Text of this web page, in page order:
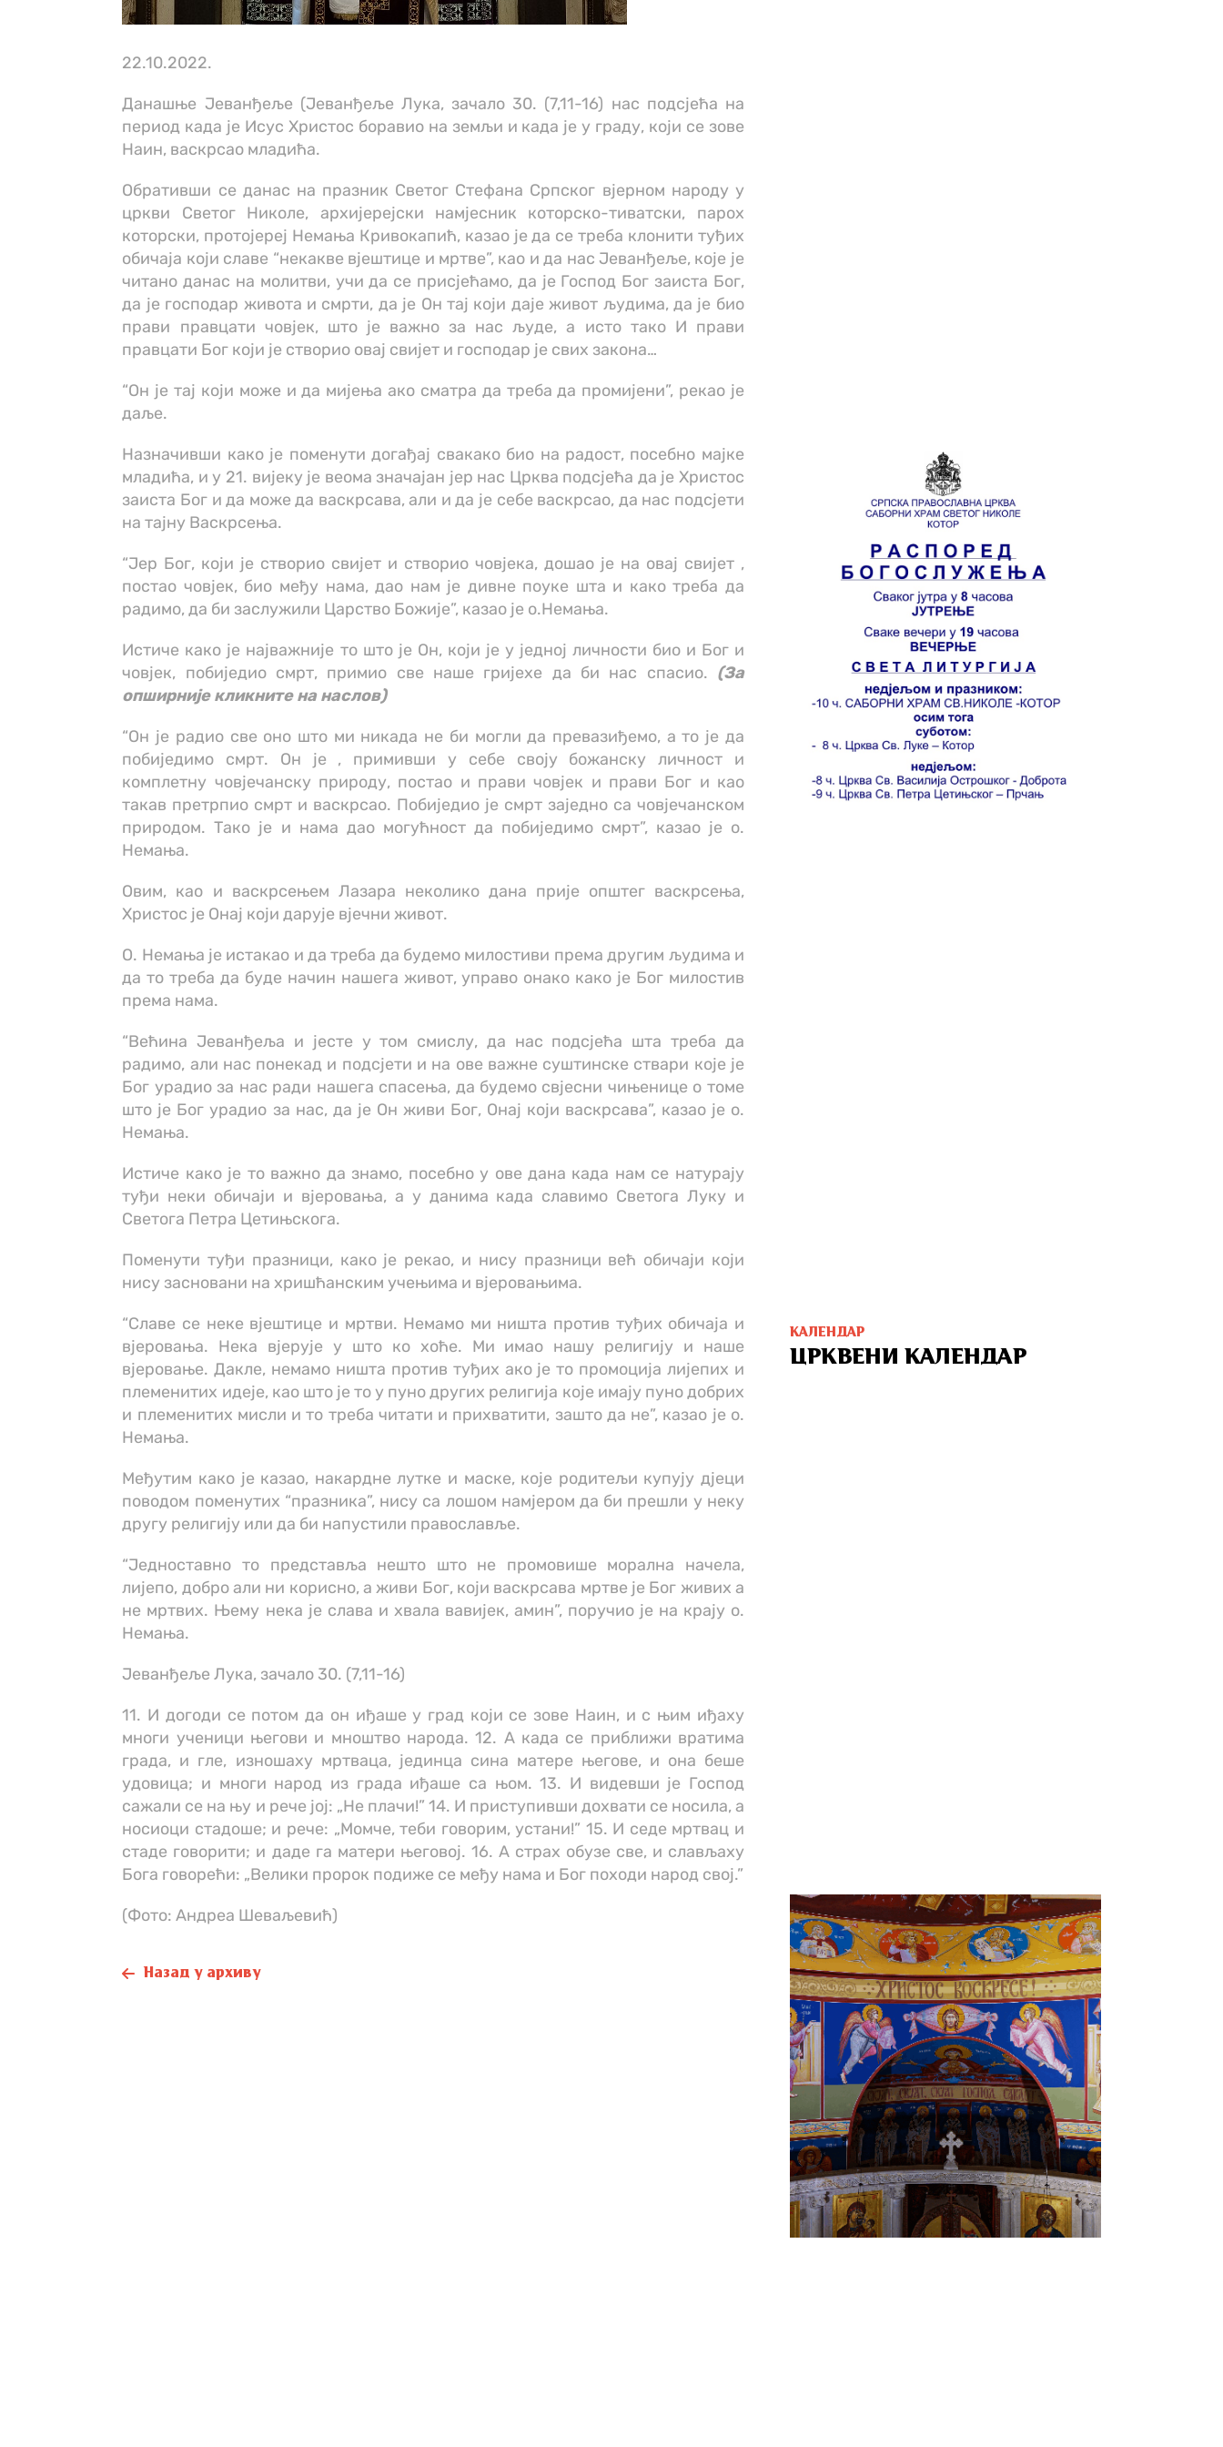
22.10.2022.
Данашње Јеванђеље (Јеванђеље Лука, зачало 30. (7,11-16) нас подсјећа на
период када је Исус Христос боравио на земљи и када је у граду, који се зове
Наин, васкрсао младића.
Обративши се данас на празник Светог Стефана Српског вјерном народу у
цркви Светог Николе, архијерејски намјесник которско-тиватски, парох
которски, протојереј Немања Кривокапић, казао је да се треба клонити туђих
обичаја који славе “некакве вјештице и мртве”, као и да нас Јеванђеље, које је
читано данас на молитви, учи да се присјећамо, да је Господ Бог заиста Бог,
да је господар живота и смрти, да је Он тај који даје живот људима, да је био
прави правцати човјек, што је важно за нас људе, а исто тако И прави
правцати Бог који је створио овај свијет и господар је свих закона…
“Он је тај који може и да мијења ако сматра да треба да промијени”, рекао је
даље.
Назначивши како је поменути догађај свакако био на радост, посебно мајке
младића, и у 21. вијеку је веома значајан јер нас Црква подсјећа да је Христос
заиста Бог и да може да васкрсава, али и да је себе васкрсао, да нас подсјети
на тајну Васкрсења.
“Јер Бог, који је створио свијет и створио човјека, дошао је на овај свијет ,
постао човјек, био међу нама, дао нам је дивне поуке шта и како треба да
радимо, да би заслужили Царство Божије”, казао је о.Немања.
Истиче како је најважније то што је Он, који је у једној личности био и Бог и
човјек, побиједио смрт, примио све наше гријехе да би нас спасио. (За
опширније кликните на наслов)
“Он је радио све оно што ми никада не би могли да превазиђемо, а то је да
побиједимо смрт. Он је , примивши у себе своју божанску личност и
комплетну човјечанску природу, постао и прави човјек и прави Бог и као
такав претрпио смрт и васкрсао. Побиједио је смрт заједно са човјечанском
природом. Тако је и нама дао могућност да побиједимо смрт”, казао је о.
Немања.
Овим, као и васкрсењем Лазара неколико дана прије општег васкрсења,
Христос је Онај који дарује вјечни живот.
О. Немања је истакао и да треба да будемо милостиви према другим људима и
да то треба да буде начин нашега живот, управо онако како је Бог милостив
према нама.
“Већина Јеванђеља и јесте у том смислу, да нас подсјећа шта треба да
радимо, али нас понекад и подсјети и на ове важне суштинске ствари које је
Бог урадио за нас ради нашега спасења, да будемо свјесни чињенице о томе
што је Бог урадио за нас, да је Он живи Бог, Онај који васкрсава”, казао је о.
Немања.
Истиче како је то важно да знамо, посебно у ове дана када нам се натурају
туђи неки обичаји и вјеровања, а у данима када славимо Светога Луку и
Светога Петра Цетињскога.
Поменути туђи празници, како је рекао, и нису празници већ обичаји који
нису засновани на хришћанским учењима и вјеровањима.
“Славе се неке вјештице и мртви. Немамо ми ништа против туђих обичаја и
вјеровања. Нека вјерује у што ко хоће. Ми имао нашу религију и наше
вјеровање. Дакле, немамо ништа против туђих ако је то промоција лијепих и
племенитих идеје, као што је то у пуно других религија које имају пуно добрих
и племенитих мисли и то треба читати и прихватити, зашто да не”, казао је о.
Немања.
Међутим како је казао, накардне лутке и маске, које родитељи купују д‌јеци
поводом поменутих “празника”, нису са лошом намјером да би прешли у неку
другу религију или да би напустили православље.
“Једноставно то представља нешто што не промовише морална начела,
лијепо, добро али ни корисно, а живи Бог, који васкрсава мртве је Бог живих а
не мртвих. Њему нека је слава и хвала вавијек, амин”, поручио је на крају о.
Немања.
Јеванђеље Лука, зачало 30. (7,11-16)
11. И догоди се потом да он иђаше у град који се зове Наин, и с њим иђаху
многи ученици његови и мноштво народа. 12. А када се приближи вратима
града, и гле, изношаху мртваца, јединца сина матере његове, и она беше
удовица; и многи народ из града иђаше са њом. 13. И видевши је Господ
сажали се на њу и рече јој: „Не плачи!” 14. И приступивши дохвати се носила, а
носиоци стадоше; и рече: „Момче, теби говорим, устани!” 15. И седе мртвац и
стаде говорити; и даде га матери његовој. 16. А страх обузе све, и слављаху
Бога говорећи: „Велики пророк подиже се међу нама и Бог походи народ свој.”
(Фото: Андреа Шеваљевић)
Назад у архиву
КАЛЕНДАР
ЦРКВЕНИ КАЛЕНДАР